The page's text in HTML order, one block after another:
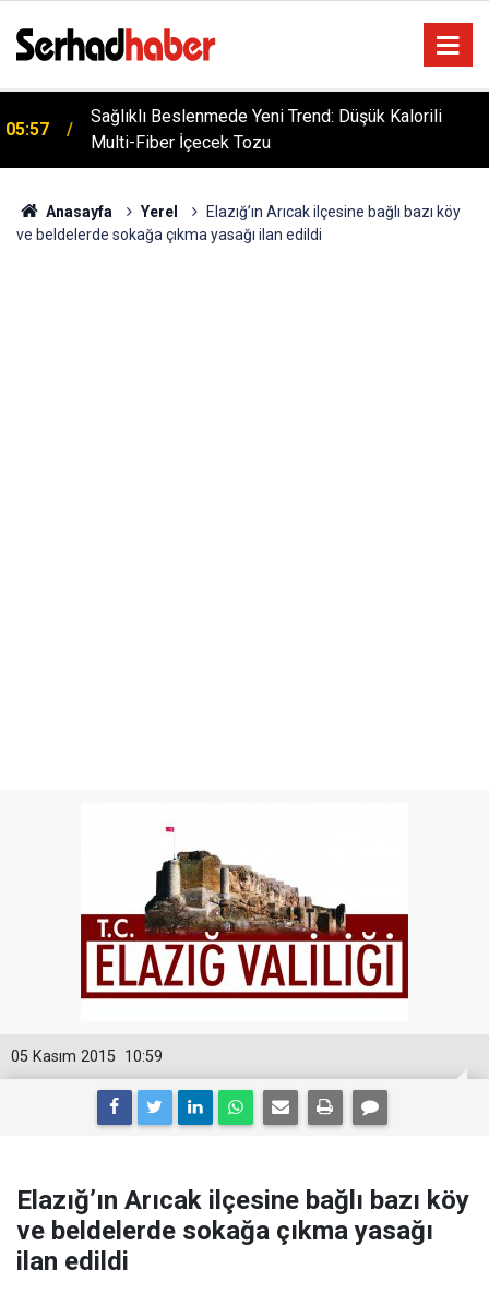
05:57
Sağlıklı Beslenmede Yeni Trend: Düşük Kalorili
Multi-Fiber İçecek Tozu
Anasayfa Yerel
Elazığ’ın Arıcak ilçesine bağlı bazı köy
ve beldelerde sokağa çıkma yasağı ilan edildi
10:59
05 Kasım 2015
Elazığ’ın Arıcak ilçesine bağlı bazı köy
ve beldelerde sokağa çıkma yasağı
ilan edildi